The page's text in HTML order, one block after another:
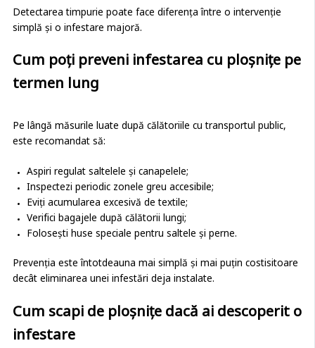
Detectarea timpurie poate face diferența între o intervenție
simplă și o infestare majoră.
Cum poți preveni infestarea cu ploșnițe pe
termen lung
Pe lângă măsurile luate după călătoriile cu transportul public,
este recomandat să:
Aspiri regulat saltelele și canapelele;
Inspectezi periodic zonele greu accesibile;
Eviți acumularea excesivă de textile;
Verifici bagajele după călătorii lungi;
Folosești huse speciale pentru saltele și perne.
Prevenția este întotdeauna mai simplă și mai puțin costisitoare
decât eliminarea unei infestări deja instalate.
Cum scapi de ploșnițe dacă ai descoperit o
infestare